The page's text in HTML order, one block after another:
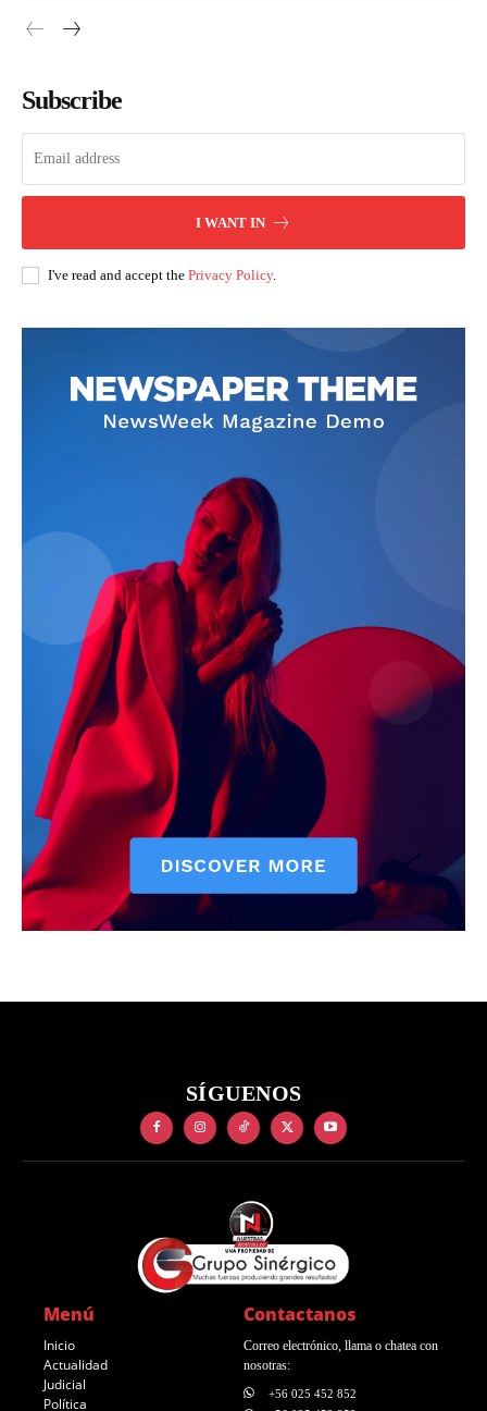
Subscribe
I WANT IN
I've read and accept the Privacy Policy.
SÍGUENOS
Menú
Inicio
Actualidad
Judicial
Política
Contactanos
Correo electrónico, llama o chatea con
nosotras:
+56 025 452 852